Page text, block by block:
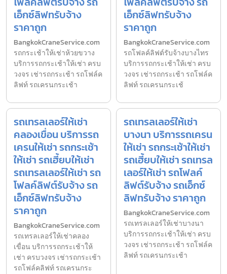
เอ็กซ์ลิฟทรับจ้าง
ราคาถูก
BangkokCraneService.com
รถกระเช้าให้เช่าห้วยขวาง
บริการรถกระเช้าให้เช่า ครบ
วงจร เช่ารถกระเช้า รถโฟล์ค
ลิฟท์ รถเครนกระเช้า
เอ็กซ์ลิฟทรับจ้าง
ราคาถูก
BangkokCraneService.com
รถโฟลค์ลิฟต์รับจ้างบางไทร
บริการรถกระเช้าให้เช่า ครบ
วงจร เช่ารถกระเช้า รถโฟล์ค
ลิฟท์ รถเครนกระเช้
รถเทรลเลอร์ให้เช่า
คลองเขื่อน บริการรถ
เครนให้เช่า รถกระเช้า
ให้เช่า รถเฮี้ยบให้เช่า
รถเทรลเลอร์ให้เช่า รถ
โฟลค์ลิฟต์รับจ้าง รถ
เอ็กซ์ลิฟทรับจ้าง
ราคาถูก
BangkokCraneService.com
รถเทรลเลอร์ให้เช่าคลอง
เขื่อน บริการรถกระเช้าให้
เช่า ครบวงจร เช่ารถกระเช้า
รถโฟล์คลิฟท์ รถเครนกระ
รถเทรลเลอร์ให้เช่า
บางนา บริการรถเครน
ให้เช่า รถกระเช้าให้เช่า
รถเฮี้ยบให้เช่า รถเทรล
เลอร์ให้เช่า รถโฟลค์
ลิฟต์รับจ้าง รถเอ็กซ์
ลิฟทรับจ้าง ราคาถูก
BangkokCraneService.com
รถเทรลเลอร์ให้เช่าบางนา
บริการรถกระเช้าให้เช่า ครบ
วงจร เช่ารถกระเช้า รถโฟล์ค
ลิฟท์ รถเครนกระเช้า